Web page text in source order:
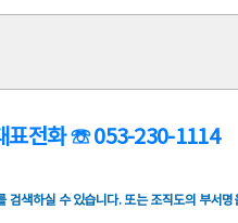
표전화 ☏ 053-230-1114
검색하실 수 있습니다. 또는 조직도의 부서